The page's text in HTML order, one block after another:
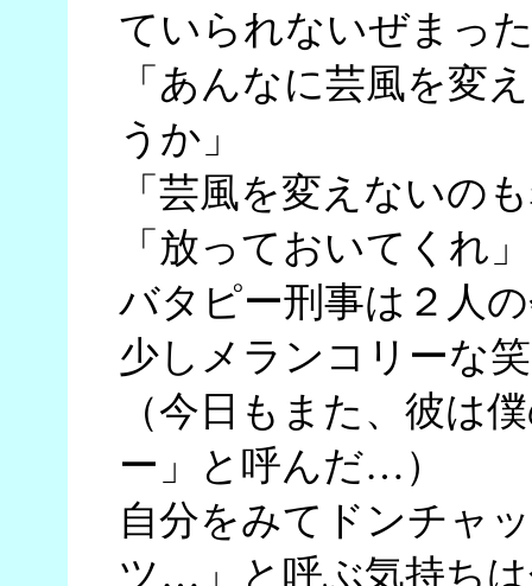
ていられないぜまっ
「あんなに芸風を変
うか」
「芸風を変えないの
「放っておいてくれ」
バタピー刑事は２人
少しメランコリーな
（今日もまた、彼は
ー」と呼んだ…）
自分をみてドンチャ
ツ…」と呼ぶ気持ち